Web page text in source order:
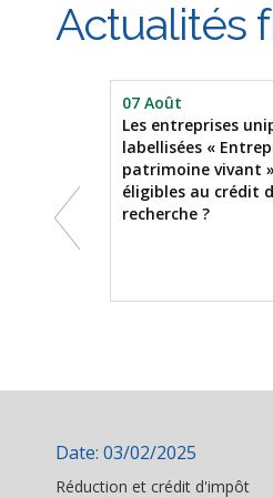
Actualités
07 Août
Les entreprises
labellisées «
patrimoine vivant
éligibles au crédit
recherche ?
Date: 03/02/2025
Réduction et crédit d'impôt